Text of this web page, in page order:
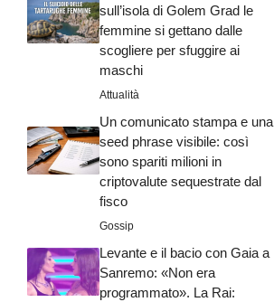
sull’isola di Golem Grad le
femmine si gettano dalle
scogliere per sfuggire ai
maschi
Attualità
Un comunicato stampa e una
seed phrase visibile: così
sono spariti milioni in
criptovalute sequestrate dal
fisco
Gossip
Levante e il bacio con Gaia a
Sanremo: «Non era
programmato». La Rai: